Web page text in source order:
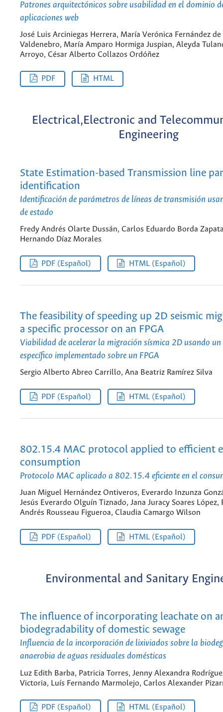
Patrones arquitectónicos sobre usabilidad en el dominio
aplicaciones web
José Luis Arciniegas Herrera, María Verónica Fernández de
Valdenebro, María Amparo Hormiga Juspian, Aleyda
Arroyo, César Alberto Collazos Ordóñez
PDF HTML
Electrical,Electronic and
Engineering
State Estimation-based Transmission line
identification
Identificación de parámetros de líneas de transmisión
de estado
Fredy Andrés Olarte Dussán, Carlos Eduardo Borda
Hernando Díaz Morales
PDF (Español) HTML (Español)
The feasibility of speeding up 2D seismic
a specific processor on an FPGA
Viabilidad de acelerar la migración sísmica 2D usando un
específico implementado sobre un FPGA
Sergio Alberto Abreo Carrillo, Ana Beatriz Ramírez Silva
PDF (Español) HTML (Español)
802.15.4 MAC protocol applied to efficient
consumption
Protocolo MAC aplicado a 802.15.4 eficiente en el
Juan Miguel Hernández Ontiveros, Everardo Inzunza
Jesús Everardo Olguín Tiznado, Jana Juracy Soares López,
Andrés Rousseau Figueroa, Claudia Camargo Wilson
PDF (Español) HTML (Español)
Environmental and Sanitary
The influence of incorporating leachate on
biodegradability of domestic sewage
Influencia de la incorporación de lixiviados sobre la
anaerobia de aguas residuales domésticas
Luz Edith Barba, Patricia Torres, Jenny Alexandra
Victoria, Luís Fernando Marmolejo, Carlos Alexander
PDF (Español) HTML (Español)